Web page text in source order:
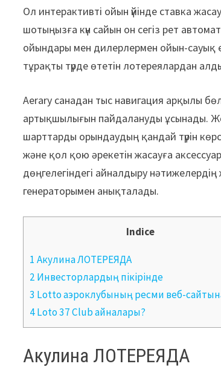
Ол интерактивті ойын үйінде ставка
шотыңызға күн сайын он сегіз рет
ойындары мен дилерлермен ойын-сауық
тұрақты түрде өтетін лотереялардан
Aerary санадан тыс навигация арқылы
артықшылығын пайдалануды ұсынады.
шарттарды орындаудың қандай түрін
және қол қою әрекетін жасауға
дөңгелегіндегі айналдыру
генераторымен анықталады.
Indice
1 Акулина ЛОТЕРЕЯДА
2 Инвесторлардың пікірінде
3 Lotto аэроклубының ресми веб-
4 Loto 37 Club айналары?
Акулина ЛОТЕРЕЯДА